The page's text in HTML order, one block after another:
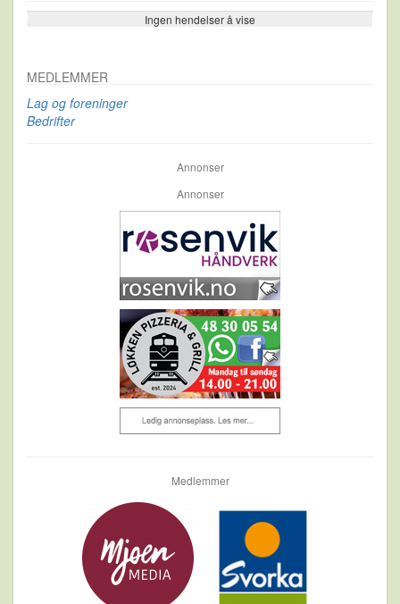
Ingen hendelser å vise
Se flere…
MEDLEMMER
Lag og foreninger
Bedrifter
Annonser
Annonser
Medlemmer